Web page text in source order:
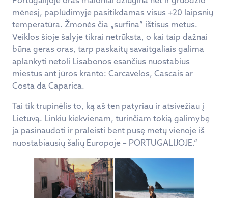
mėnesį, paplūdimyje pasitikdamas visus +20 laipsnių
temperatūra. Žmonės čia „surfina” ištisus metus.
Veiklos šioje šalyje tikrai netrūksta, o kai taip dažnai
būna geras oras, tarp paskaitų savaitgaliais galima
aplankyti netoli Lisabonos esančius nuostabius
miestus ant jūros kranto: Carcavelos, Cascais ar
Costa da Caparica.
Tai tik trupinėlis to, ką aš ten patyriau ir atsivežiau į
Lietuvą. Linkiu kiekvienam, turinčiam tokią galimybę
ja pasinaudoti ir praleisti bent pusę metų vienoje iš
nuostabiausių šalių Europoje – PORTUGALIJOJE.“